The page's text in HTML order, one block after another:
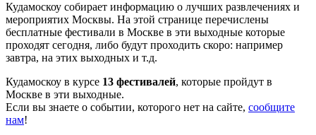
Кудамоскоу собирает информацию о лучших развлечениях и
мероприятих Москвы. На этой странице перечислены
бесплатные фестивали в Москве в эти выходные которые
проходят сегодня, либо будут проходить скоро: например
завтра, на этих выходных и т.д.
Кудамоскоу в курсе 13 фестивалей, которые пройдут в
Москве в эти выходные.
Если вы знаете о событии, которого нет на сайте, сообщите
нам!